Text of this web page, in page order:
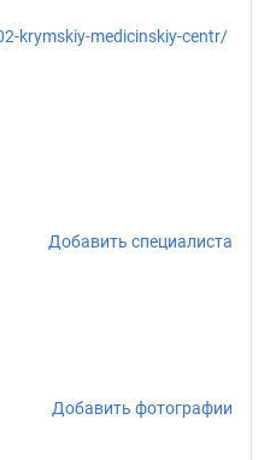
krymskiy-medicinskiy-centr/
Добавить специалиста
Добавить фотографии